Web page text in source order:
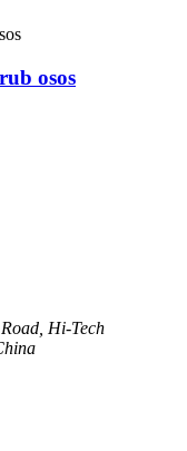
osos
Hi-Tech